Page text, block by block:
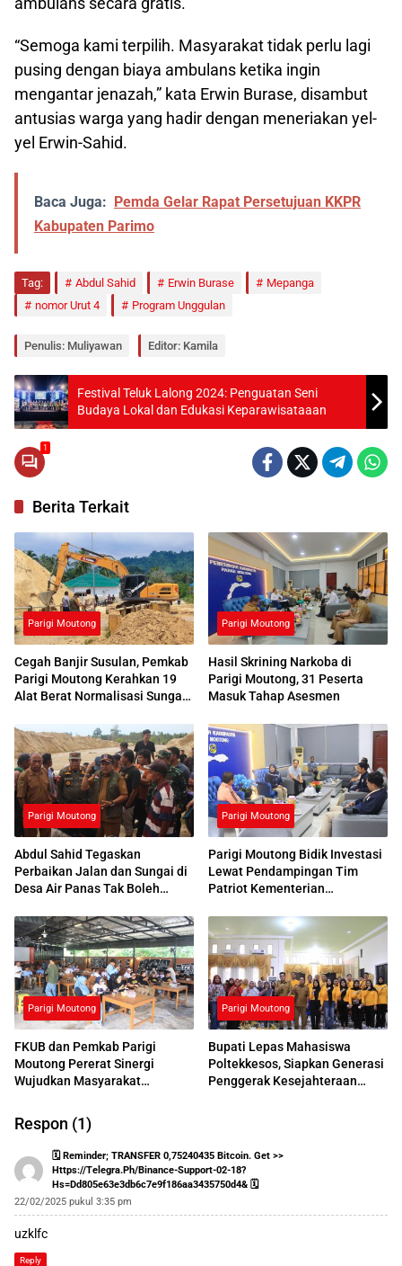
“Semoga kami terpilih. Masyarakat tidak perlu lagi
pusing dengan biaya ambulans ketika ingin
mengantar jenazah,” kata Erwin Burase, disambut
antusias warga yang hadir dengan meneriakan yel-
yel Erwin-Sahid.
Baca Juga: Pemda Gelar Rapat Persetujuan KKPR
Kabupaten Parimo
Tag: Abdul Sahid Erwin Burase
Mepanga
nomor Urut 4
Program Unggulan
Penulis: Muliyawan Editor: Kamila
Festival Teluk Lalong 2024: Penguatan Seni
Budaya Lokal dan Edukasi Keparawisataaan
1
Berita Terkait
Parigi Moutong
Cegah Banjir Susulan, Pemkab
Parigi Moutong Kerahkan 19
Alat Berat Normalisasi Sungai
Parigi Moutong
Hasil Skrining Narkoba di
Parigi Moutong, 31 Peserta
Masuk Tahap Asesmen
Parigi Moutong
Abdul Sahid Tegaskan
Perbaikan Jalan dan Sungai di
Desa Air Panas Tak Boleh
Parigi Moutong
Parigi Moutong Bidik Investasi
Lewat Pendampingan Tim
Patriot Kementerian
Parigi Moutong
FKUB dan Pemkab Parigi
Moutong Pererat Sinergi
Wujudkan Masyarakat
Parigi Moutong
Bupati Lepas Mahasiswa
Poltekkesos, Siapkan Generasi
Penggerak Kesejahteraan
Respon (1)
🗓 Reminder; TRANSFER 0,75240435 Bitcoin. Get >>
Https://telegra.ph/Binance-Support-02-18?
Hs=dd805e63e3db6c7e9f186aa3435750d4& 🗓
22/02/2025 pukul 3:35 pm
uzklfc
Reply